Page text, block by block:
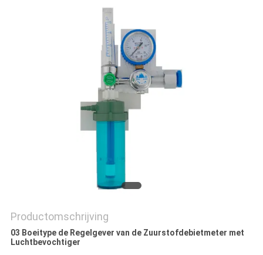
Productomschrijving
03 Boeitype de Regelgever van de Zuurstofdebietmeter met
Luchtbevochtiger